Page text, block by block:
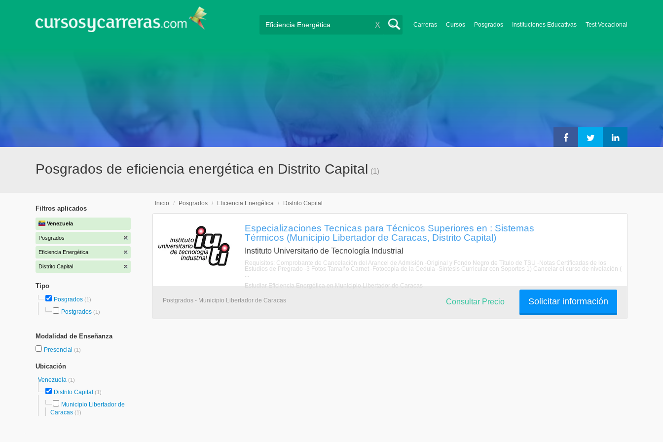
Carreras Cursos Posgrados Instituciones Educativas Test Vocacional
X
Posgrados de eficiencia energética en Distrito Capital (1)
Filtros aplicados
Venezuela
Posgrados
Eficiencia Energética
Distrito Capital
Tipo
Posgrados (1)
Postgrados (1)
Modalidad de Enseñanza
Presencial (1)
Ubicación
Venezuela (1)
Distrito Capital (1)
Municipio Libertador de
Caracas (1)
Inicio / Posgrados / Eficiencia Energética / Distrito Capital
Especializaciones Tecnicas para Técnicos Superiores en : Sistemas
Térmicos (Municipio Libertador de Caracas, Distrito Capital)
Instituto Universitario de Tecnología Industrial
Requisitos: Comprobante de Cancelación del Arancel de Admisión -Original y Fondo Negro de Titulo de TSU -Notas Certificadas de los
Estudios de Pregrado -3 Fotos Tamaño Carnet -Fotocopia de la Cedula -Sintesis Curricular con Soportes 1) Cancelar el curso de nivelaciòn (
...
Estudiar Eficiencia Energética en Municipio Libertador de Caracas
Postgrados - Municipio Libertador de Caracas Solicitar información
Consultar Precio